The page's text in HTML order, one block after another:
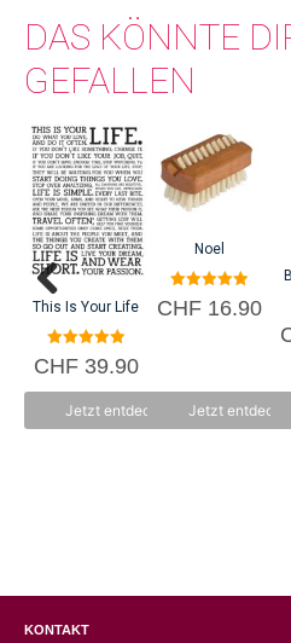
DAS KÖNNTE
GEFALLEN
This Is Your Life
5.00
von 5
CHF39.90
Jetzt entdecken
Noel
5.00
von 5
CHF16.90
Jetzt entdecken
KONTAKT